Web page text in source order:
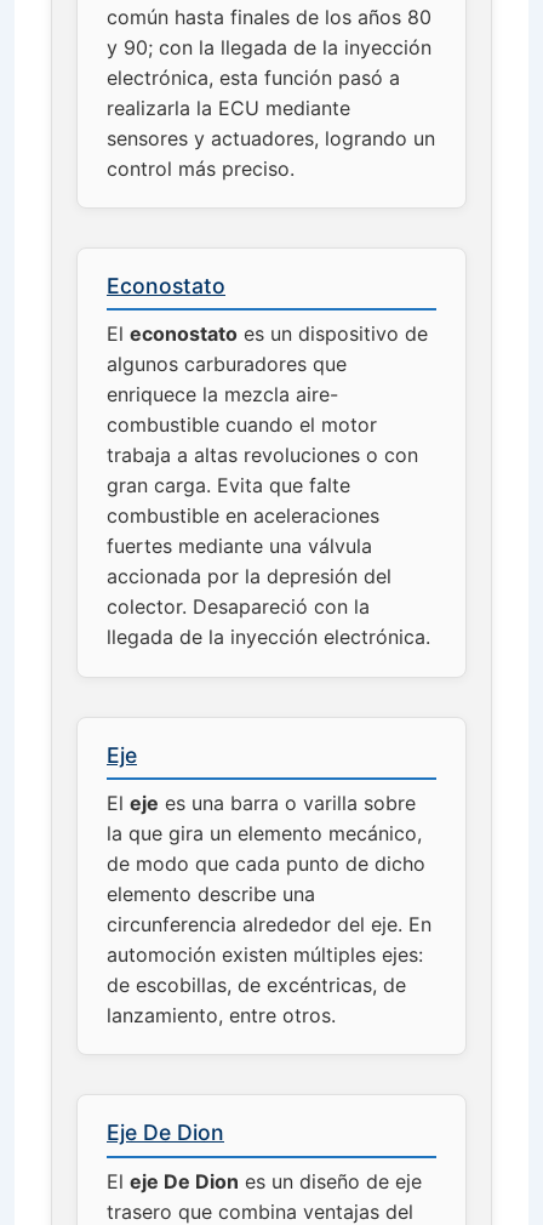
común hasta finales de los años 80
y 90; con la llegada de la inyección
electrónica, esta función pasó a
realizarla la ECU mediante
sensores y actuadores, logrando un
control más preciso.
Econostato
El econostato es un dispositivo de
algunos carburadores que
enriquece la mezcla aire-
combustible cuando el motor
trabaja a altas revoluciones o con
gran carga. Evita que falte
combustible en aceleraciones
fuertes mediante una válvula
accionada por la depresión del
colector. Desapareció con la
llegada de la inyección electrónica.
Eje
El eje es una barra o varilla sobre
la que gira un elemento mecánico,
de modo que cada punto de dicho
elemento describe una
circunferencia alrededor del eje. En
automoción existen múltiples ejes:
de escobillas, de excéntricas, de
lanzamiento, entre otros.
Eje De Dion
El eje De Dion es un diseño de eje
trasero que combina ventajas del